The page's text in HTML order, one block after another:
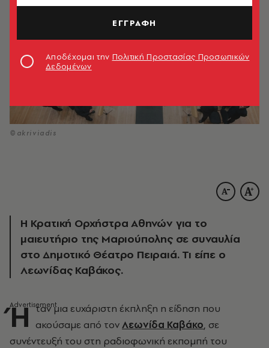
©akriviadis
Η Κρατική Ορχήστρα Αθηνών για το
μαιευτήριο της Μαριούπολης σε συναυλία
στο Δημοτικό Θέατρο Πειραιά. Τι είπε ο
Λεωνίδας Καβάκος.
Ή ταν μια ευχάριστη έκπληξη η είδηση που
ακούσαμε από τονΛεωνίδα Καβάκο, σε
συνέντευξή του στη ραδιοφωνική εκπομπή του
ΕΓΓΡΑΦΗ
Αποδέχομαι την Πολιτική Προστασίας Προσωπικών
Δεδομένων